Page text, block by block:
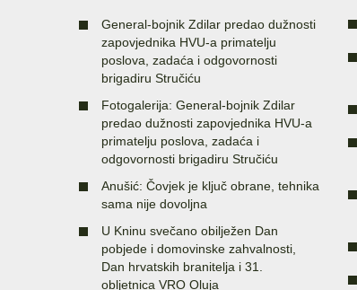
General-bojnik Zdilar predao dužnosti
zapovjednika HVU-a primatelju
poslova, zadaća i odgovornosti
brigadiru Stručiću
Fotogalerija: General-bojnik Zdilar
predao dužnosti zapovjednika HVU-a
primatelju poslova, zadaća i
odgovornosti brigadiru Stručiću
Anušić: Čovjek je ključ obrane, tehnika
sama nije dovoljna
U Kninu svečano obilježen Dan
pobjede i domovinske zahvalnosti,
Dan hrvatskih branitelja i 31.
obljetnica VRO Oluja